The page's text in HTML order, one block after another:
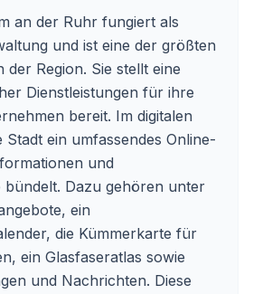
an der Ruhr fungiert als
und ist eine der größten
der Region. Sie stellt eine
Dienstleistungen für ihre
bereit. Im digitalen
Stadt ein umfassendes Online-
und
bündelt. Dazu gehören unter
ein
die Kümmerkarte für
ein Glasfaseratlas sowie
und Nachrichten. Diese